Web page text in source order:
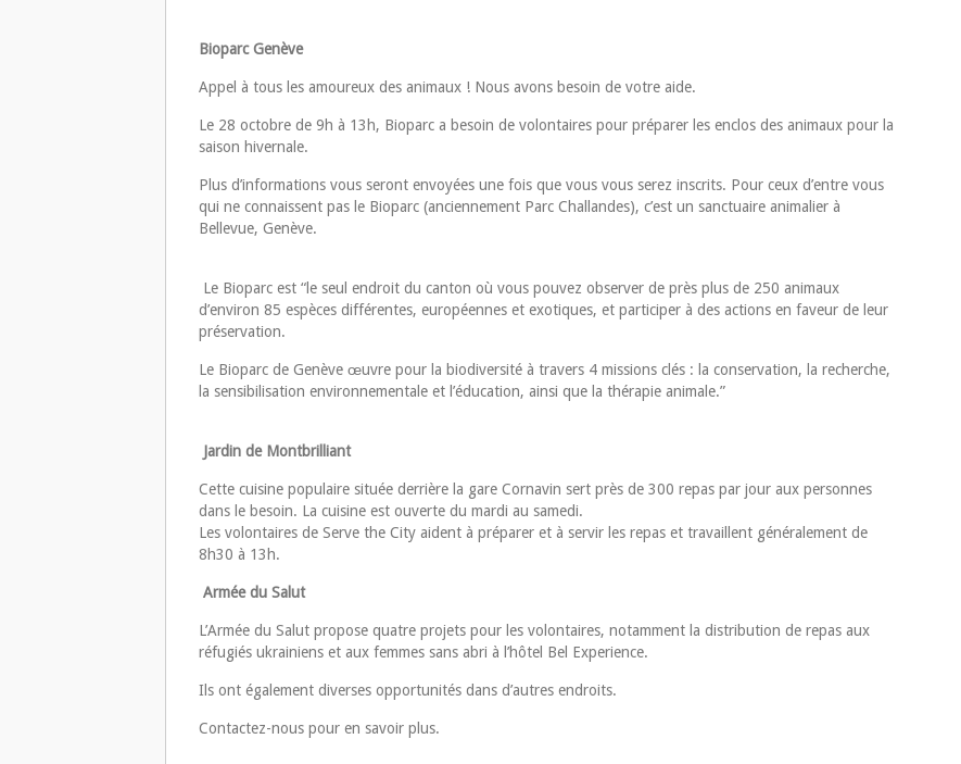
Bioparc Genève
Appel à tous les amoureux des animaux ! Nous avons besoin de votre aide.
Le 28 octobre de 9h à 13h, Bioparc a besoin de volontaires pour préparer les enclos des animaux pour la
saison hivernale.
Plus d’informations vous seront envoyées une fois que vous vous serez inscrits. Pour ceux d’entre vous
qui ne connaissent pas le Bioparc (anciennement Parc Challandes), c’est un sanctuaire animalier à
Bellevue, Genève.
Le Bioparc est “le seul endroit du canton où vous pouvez observer de près plus de 250 animaux
d’environ 85 espèces différentes, européennes et exotiques, et participer à des actions en faveur de leur
préservation.
Le Bioparc de Genève œuvre pour la biodiversité à travers 4 missions clés : la conservation, la recherche,
la sensibilisation environnementale et l’éducation, ainsi que la thérapie animale.”
Jardin de Montbrilliant
Cette cuisine populaire située derrière la gare Cornavin sert près de 300 repas par jour aux personnes
dans le besoin. La cuisine est ouverte du mardi au samedi.
Les volontaires de Serve the City aident à préparer et à servir les repas et travaillent généralement de
8h30 à 13h.
Armée du Salut
L’Armée du Salut propose quatre projets pour les volontaires, notamment la distribution de repas aux
réfugiés ukrainiens et aux femmes sans abri à l’hôtel Bel Experience.
Ils ont également diverses opportunités dans d’autres endroits.
Contactez-nous pour en savoir plus.